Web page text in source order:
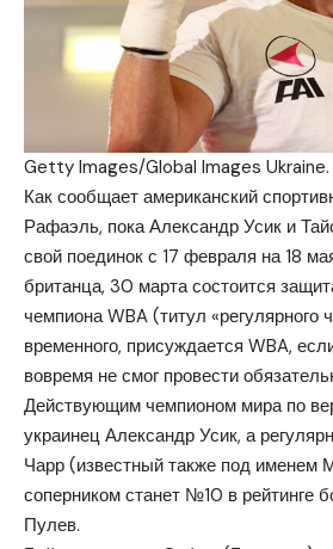
Getty Images/Global Images
Как сообщает американский
Рафаэль, пока Александр Усик и
свой поединок с 17 февраля на 18
британца, 30 марта состоится
чемпиона WBA (титул «регулярного
временного, присуждается WBA,
вовремя не смог провести
Действующим чемпионом мира по
украинец Александр Усик, а
Чарр (известный также под именем
соперником станет №10 в рейтинге
Пулев.